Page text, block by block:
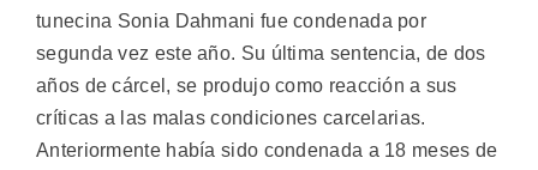
tunecina Sonia Dahmani fue condenada por
segunda vez este año. Su última sentencia, de dos
años de cárcel, se produjo como reacción a sus
críticas a las malas condiciones carcelarias.
Anteriormente había sido condenada a 18 meses de